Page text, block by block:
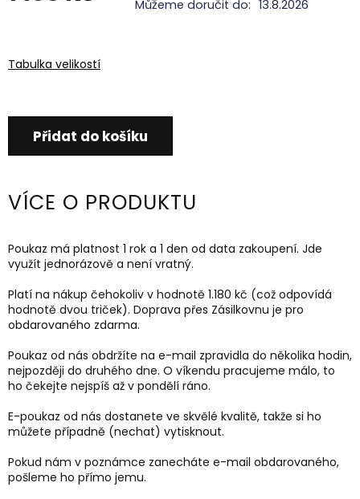
Můžeme doručit do: 13.8.2026
Tabulka velikostí
Přidat do košíku
VÍCE O PRODUKTU
Poukaz má platnost 1 rok a 1 den od data zakoupení. Jde
využít jednorázově a není vratný.
Platí na nákup čehokoliv v hodnotě 1.180 kč (což odpovídá
hodnotě dvou triček). Doprava přes Zásilkovnu je pro
obdarovaného zdarma.
Poukaz od nás obdržíte na e-mail zpravidla do několika hodin,
nejpozději do druhého dne. O víkendu pracujeme málo, to
ho čekejte nejspíš až v pondělí ráno.
E-poukaz od nás dostanete ve skvělé kvalitě, takže si ho
můžete případně (nechat) vytisknout.
Pokud nám v poznámce zanecháte e-mail obdarovaného,
pošleme ho přímo jemu.